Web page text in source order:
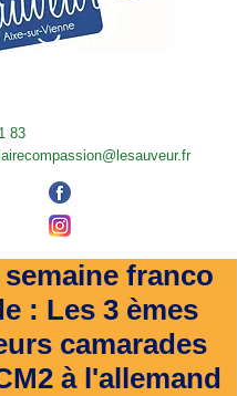
83
franco
: Les 3 èmes
camarades
à l'allemand